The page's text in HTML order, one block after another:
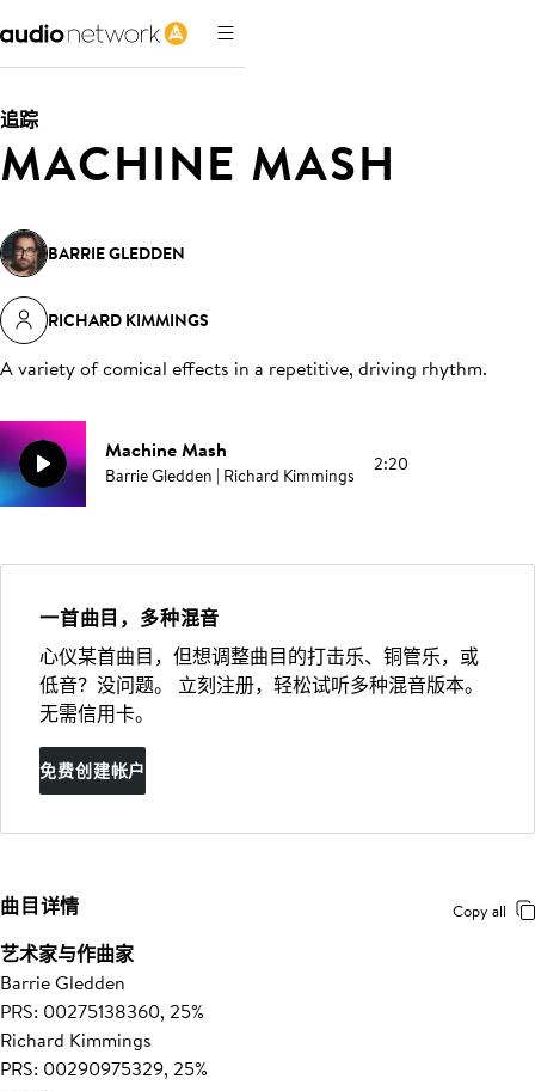
追踪
MACHINE MASH
BARRIE GLEDDEN
RICHARD KIMMINGS
A variety of comical effects in a repetitive, driving rhythm.
Machine Mash
Barrie Gledden | Richard Kimmings 2:20
一首曲目，多种混音
心仪某首曲目，但想调整曲目的打击乐、铜管乐，或
低音？没问题。 立刻注册，轻松试听多种混音版本。
无需信用卡。
免费创建帐户
曲目详情 Copy all
艺术家与作曲家
Barrie Gledden
PRS: 00275138360, 25%
Richard Kimmings
PRS: 00290975329, 25%